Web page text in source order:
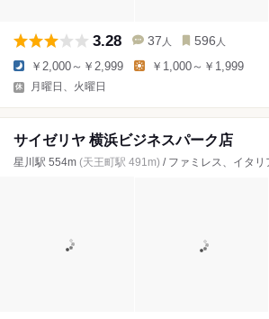
3.28 37 人 596 人
￥2,000～￥2,999 ￥1,000～￥1,999
月曜日、火曜日
サイゼリヤ 横浜ビジネスパーク店
星川駅 554m (天王町駅 491m) / ファミレス、イタリ